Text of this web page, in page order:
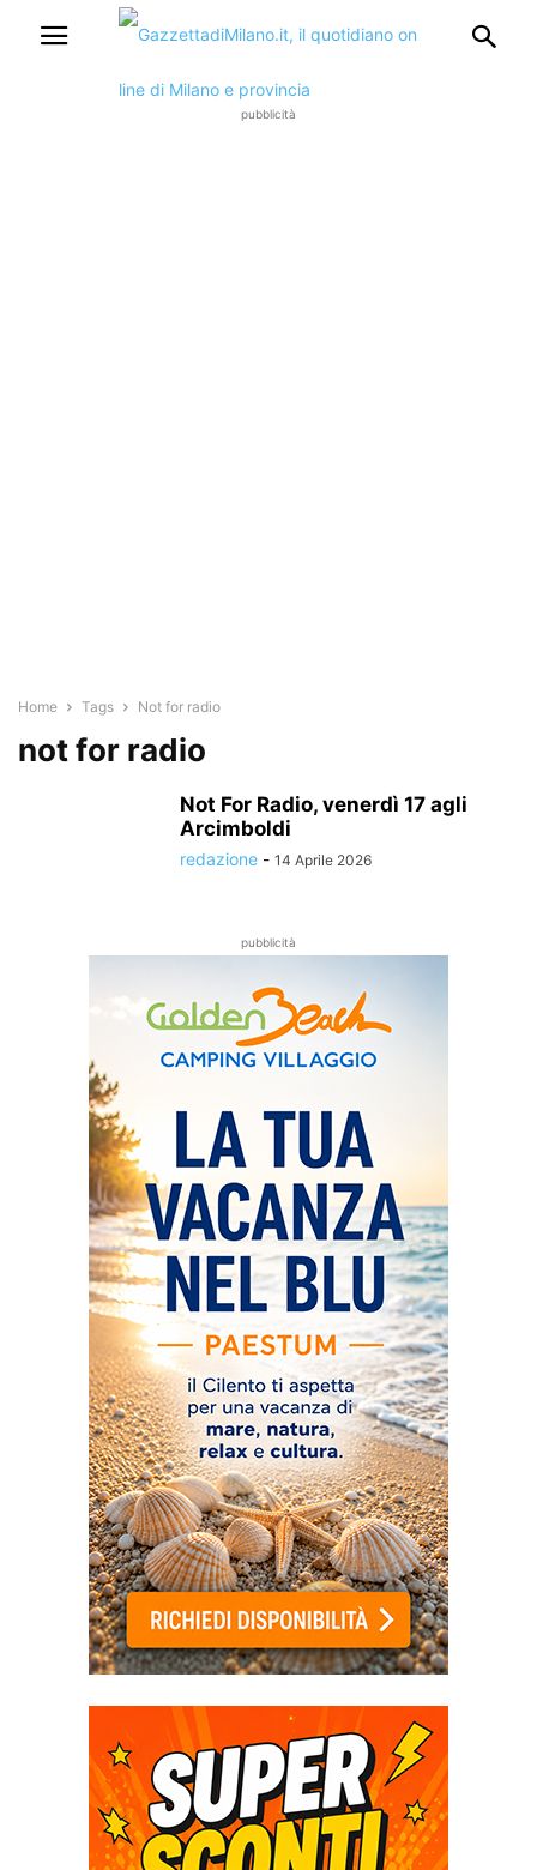
pubblicità
Home Tags Not for radio
not for radio
Not For Radio, venerdì 17 agli
Arcimboldi
redazione - 14 Aprile 2026
pubblicità